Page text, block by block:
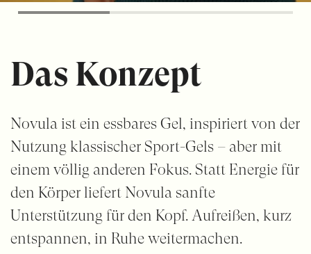
Das Konzept
Novula ist ein essbares Gel, inspiriert von der
Nutzung klassischer Sport-Gels – aber mit
einem völlig anderen Fokus. Statt Energie für
den Körper liefert Novula sanfte
Unterstützung für den Kopf. Aufreißen, kurz
entspannen, in Ruhe weitermachen.